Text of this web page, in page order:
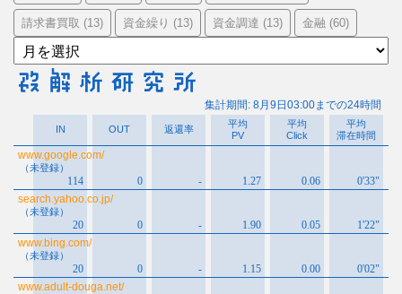
請求書買取 (13) 資金繰り (13) 資金調達 (13) 金融 (60)
ア
ー
カ